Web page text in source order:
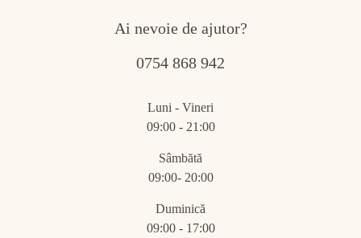
Ai nevoie de ajutor?
0754 868 942
Luni - Vineri
09:00 - 21:00
Sâmbătă
09:00- 20:00
Duminică
09:00 - 17:00